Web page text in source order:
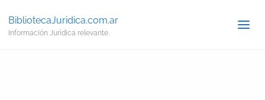
BibliotecaJuridica.com.ar
Información Jurídica relevante.